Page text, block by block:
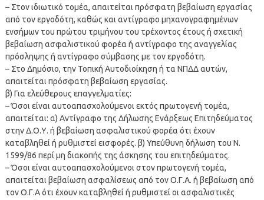
– Στον ιδιωτικό τομέα, απαιτείται πρόσφατη βεβαίωση εργασίας
από τον εργοδότη, καθώς και αντίγραφο μηχανογραφημένων
ενσήμων του πρώτου τριμήνου του τρέχοντος έτους ή σχετική
βεβαίωση ασφαλιστικού φορέα ή αντίγραφο της αναγγελίας
πρόσληψης ή αντίγραφο σύμβασης με τον εργοδότη.
– Στο Δημόσιο, την Τοπική Αυτοδιοίκηση ή τα ΝΠΔΔ αυτών,
απαιτείται πρόσφατη βεβαίωση εργασίας.
β) Για ελεύθερους επαγγελματίες:
– Όσοι είναι αυτοαπασχολούμενοι εκτός πρωτογενή τομέα,
απαιτείται: α) Αντίγραφο της Δήλωσης Ενάρξεως Επιτηδεύματος
στην Δ.Ο.Υ. ή βεβαίωση ασφαλιστικού φορέα ότι έχουν
καταβληθεί ή ρυθμιστεί εισφορές. β) Υπεύθυνη δήλωση του Ν.
1599/86 περί μη διακοπής της άσκησης του επιτηδεύματος.
– Όσοι είναι αυτοαπασχολούμενοι στον πρωτογενή τομέα,
απαιτείται βεβαίωση ασφαλίσεως από τον Ο.Γ.Α. ή βεβαίωση από
τον Ο.Γ.Α ότι έχουν καταβληθεί ή ρυθμιστεί οι ασφαλιστικές